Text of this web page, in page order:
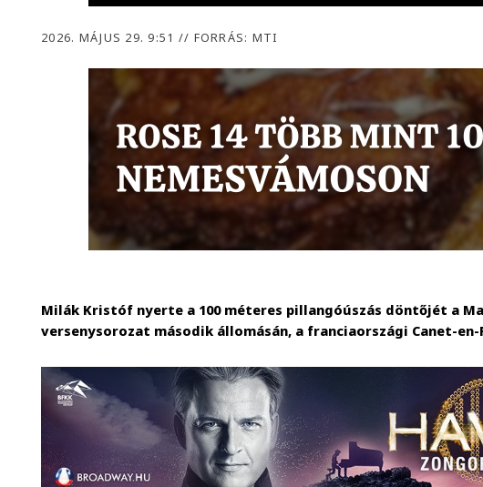
2026. MÁJUS 29. 9:51 // FORRÁS: MTI
Milák Kristóf nyerte a 100 méteres pillangóúszás döntőjét a
versenysorozat második állomásán, a franciaországi Canet-